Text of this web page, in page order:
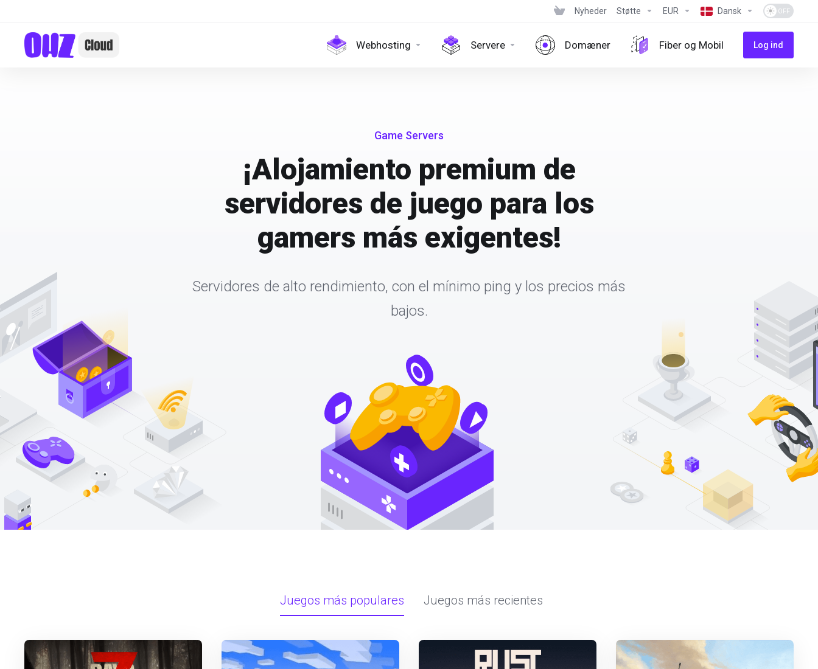
Nyheder Støtte EUR Dansk
Webhosting Servere Domæner Fiber og Mobil Log ind
Game Servers
¡Alojamiento premium de
servidores de juego para los
gamers más exigentes!
Servidores de alto rendimiento, con el mínimo ping y los precios más
bajos.
Juegos más populares Juegos más recientes